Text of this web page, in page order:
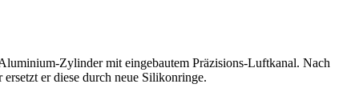
Zylinder mit eingebautem Präzisions-Luftkanal. Nach
er diese durch neue Silikonringe.